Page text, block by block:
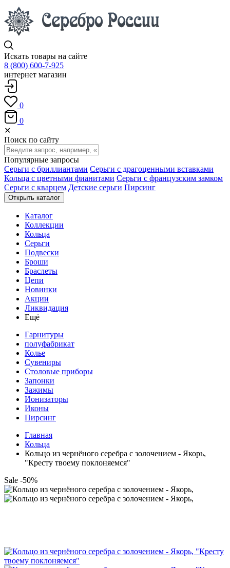
Искать товары на сайте
8 (800) 600-7-925
интернет магазин
0
0
✕
Поиск по сайту
Популярные запросы
Серьги с бриллиантами Серьги с драгоценными вставками
Кольца с цветными фианитами Серьги с французским замком
Серьги с кварцем Детские серьги Пирсинг
Открыть каталог
Каталог
Коллекции
Кольца
Серьги
Подвески
Броши
Браслеты
Цепи
Новинки
Акции
Ликвидация
Ещё
Гарнитуры
полуфабрикат
Колье
Сувениры
Столовые приборы
Запонки
Зажимы
Ионизаторы
Иконы
Пирсинг
Главная
Кольца
Кольцо из чернёного серебра с золочением - Якорь,
"Кресту твоему поклоняемся"
Sale -50%